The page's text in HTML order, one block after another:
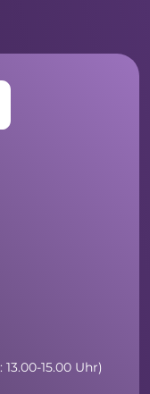
15.00 Uhr)